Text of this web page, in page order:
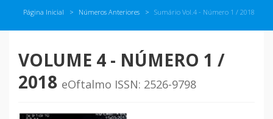
Página Inicial Números Anteriores Sumário Vol.4 - Número 1 / 2018
VOLUME 4 - NÚMERO 1 /
2018 eOftalmo ISSN: 2526-9798